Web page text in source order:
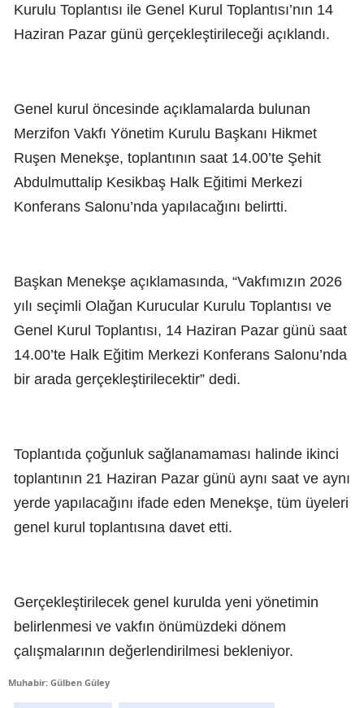
Kurulu Toplantısı ile Genel Kurul Toplantısı’nın 14
Haziran Pazar günü gerçekleştirileceği açıklandı.
Genel kurul öncesinde açıklamalarda bulunan
Merzifon Vakfı Yönetim Kurulu Başkanı Hikmet
Ruşen Menekşe, toplantının saat 14.00’te Şehit
Abdulmuttalip Kesikbaş Halk Eğitimi Merkezi
Konferans Salonu’nda yapılacağını belirtti.
Başkan Menekşe açıklamasında, “Vakfımızın 2026
yılı seçimli Olağan Kurucular Kurulu Toplantısı ve
Genel Kurul Toplantısı, 14 Haziran Pazar günü saat
14.00’te Halk Eğitim Merkezi Konferans Salonu’nda
bir arada gerçekleştirilecektir” dedi.
Toplantıda çoğunluk sağlanamaması halinde ikinci
toplantının 21 Haziran Pazar günü aynı saat ve aynı
yerde yapılacağını ifade eden Menekşe, tüm üyeleri
genel kurul toplantısına davet etti.
Gerçekleştirilecek genel kurulda yeni yönetimin
belirlenmesi ve vakfın önümüzdeki dönem
çalışmalarının değerlendirilmesi bekleniyor.
Muhabir: Gülben Güley